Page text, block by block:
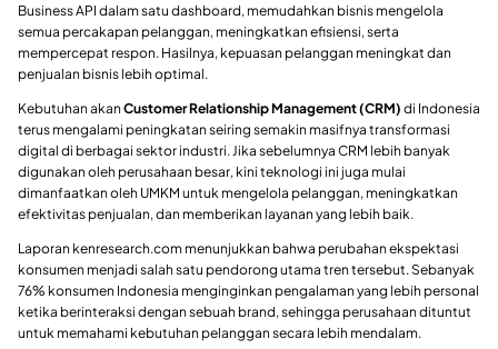
Business API dalam satu dashboard, memudahkan bisnis mengelola
semua percakapan pelanggan, meningkatkan efisiensi, serta
mempercepat respon. Hasilnya, kepuasan pelanggan meningkat dan
penjualan bisnis lebih optimal.
Kebutuhan akan Customer Relationship Management (CRM) di Indonesia
terus mengalami peningkatan seiring semakin masifnya transformasi
digital di berbagai sektor industri. Jika sebelumnya CRM lebih banyak
digunakan oleh perusahaan besar, kini teknologi ini juga mulai
dimanfaatkan oleh UMKM untuk mengelola pelanggan, meningkatkan
efektivitas penjualan, dan memberikan layanan yang lebih baik.
Laporan kenresearch.com menunjukkan bahwa perubahan ekspektasi
konsumen menjadi salah satu pendorong utama tren tersebut. Sebanyak
76% konsumen Indonesia menginginkan pengalaman yang lebih personal
ketika berinteraksi dengan sebuah brand, sehingga perusahaan dituntut
untuk memahami kebutuhan pelanggan secara lebih mendalam.